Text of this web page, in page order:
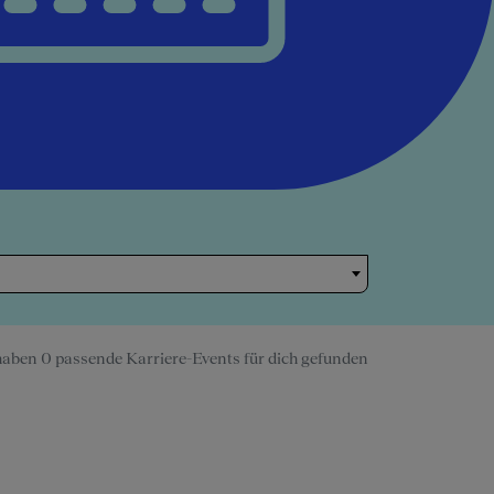
0 passende Karriere-Events für dich gefunden